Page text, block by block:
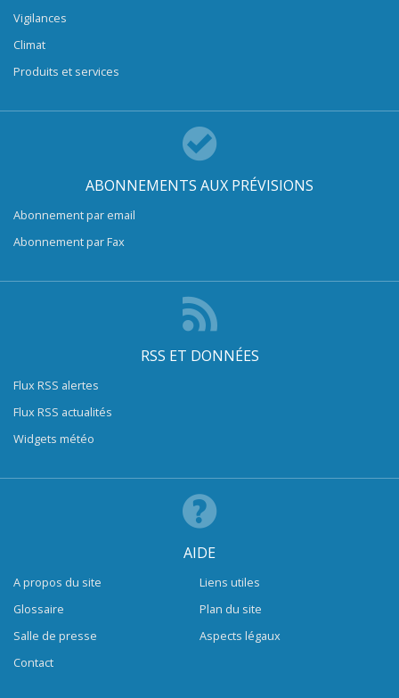
Vigilances
Climat
Produits et services
ABONNEMENTS AUX PRÉVISIONS
Abonnement par email
Abonnement par Fax
RSS ET DONNÉES
Flux RSS alertes
Flux RSS actualités
Widgets météo
AIDE
A propos du site
Glossaire
Salle de presse
Contact
Liens utiles
Plan du site
Aspects légaux